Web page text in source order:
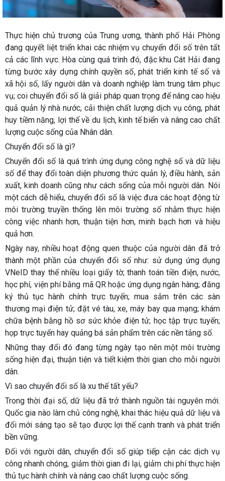
Thực hiện chủ trương của Trung ương, thành phố Hải Phòng
đang quyết liệt triển khai các nhiệm vụ chuyển đổi số trên tất
cả các lĩnh vực. Hòa cùng quá trình đó, đặc khu Cát Hải đang
từng bước xây dựng chính quyền số, phát triển kinh tế số và
xã hội số, lấy người dân và doanh nghiệp làm trung tâm phục
vụ; coi chuyển đổi số là giải pháp quan trọng để nâng cao hiệu
quả quản lý nhà nước, cải thiện chất lượng dịch vụ công, phát
huy tiềm năng, lợi thế về du lịch, kinh tế biển và nâng cao chất
lượng cuộc sống của Nhân dân.
Chuyển đổi số là gì?
Chuyển đổi số là quá trình ứng dụng công nghệ số và dữ liệu
số để thay đổi toàn diện phương thức quản lý, điều hành, sản
xuất, kinh doanh cũng như cách sống của mỗi người dân. Nói
một cách dễ hiểu, chuyển đổi số là việc đưa các hoạt động từ
môi trường truyền thống lên môi trường số nhằm thực hiện
công việc nhanh hơn, thuận tiện hơn, minh bạch hơn và hiệu
quả hơn.
Ngày nay, nhiều hoạt động quen thuộc của người dân đã trở
thành một phần của chuyển đổi số như: sử dụng ứng dụng
VNeID thay thế nhiều loại giấy tờ; thanh toán tiền điện, nước,
học phí, viện phí bằng mã QR hoặc ứng dụng ngân hàng; đăng
ký thủ tục hành chính trực tuyến; mua sắm trên các sàn
thương mại điện tử; đặt vé tàu, xe, máy bay qua mạng; khám
chữa bệnh bằng hồ sơ sức khỏe điện tử; học tập trực tuyến;
họp trực tuyến hay quảng bá sản phẩm trên các nền tảng số.
Những thay đổi đó đang từng ngày tạo nên một môi trường
sống hiện đại, thuận tiện và tiết kiệm thời gian cho mỗi người
dân.
Vì sao chuyển đổi số là xu thế tất yếu?
Trong thời đại số, dữ liệu đã trở thành nguồn tài nguyên mới.
Quốc gia nào làm chủ công nghệ, khai thác hiệu quả dữ liệu và
đổi mới sáng tạo sẽ tạo được lợi thế cạnh tranh và phát triển
bền vững.
Đối với người dân, chuyển đổi số giúp tiếp cận các dịch vụ
công nhanh chóng, giảm thời gian đi lại, giảm chi phí thực hiện
thủ tục hành chính và nâng cao chất lượng cuộc sống.